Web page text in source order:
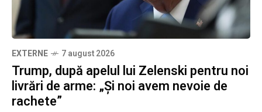
EXTERNE 7 august 2026
Trump, după apelul lui Zelenski pentru noi
livrări de arme: „Și noi avem nevoie de
rachete”